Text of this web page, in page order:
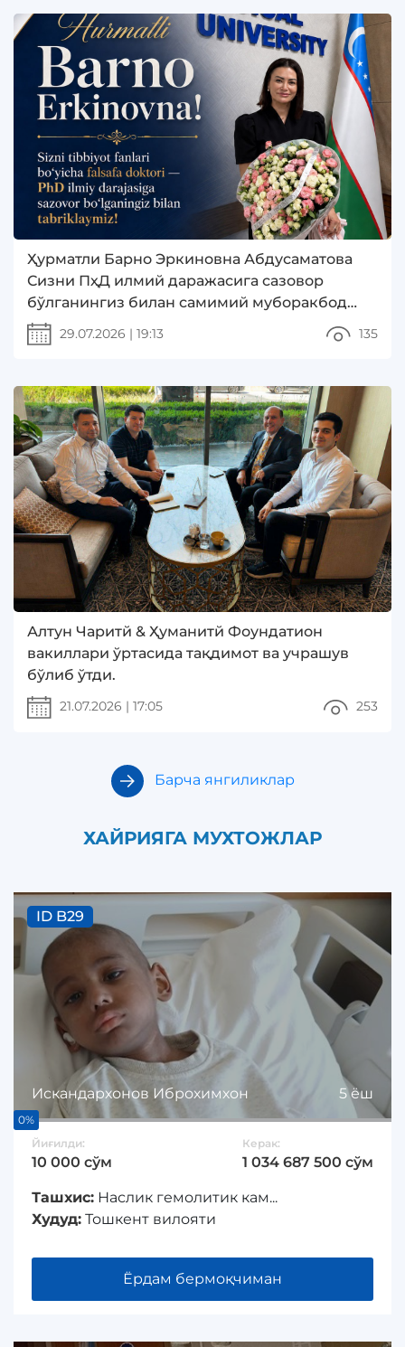
Ҳурматли Барно Эркиновна Абдусаматова
Сизни ПҳД илмий даражасига сазовор
бўлганингиз билан самимий муборакбод
этамиз!
29.07.2026 | 19:13 135
Алтун Чаритй & Ҳуманитй Фоундатион
вакиллари ўртасида тақдимот ва учрашув
бўлиб ўтди.
21.07.2026 | 17:05 253
Барча янгиликлар
ХАЙРИЯГА МУХТОЖЛАР
Искандархонов Иброхимхон 5 ёш
ID B29
0%
Йиғилди:
10 000 сўм
Керак:
1 034 687 500 сўм
Ташхис: Наслик гемолитик кам...
Худуд: Тошкент вилояти
Ёрдам бермоқчиман